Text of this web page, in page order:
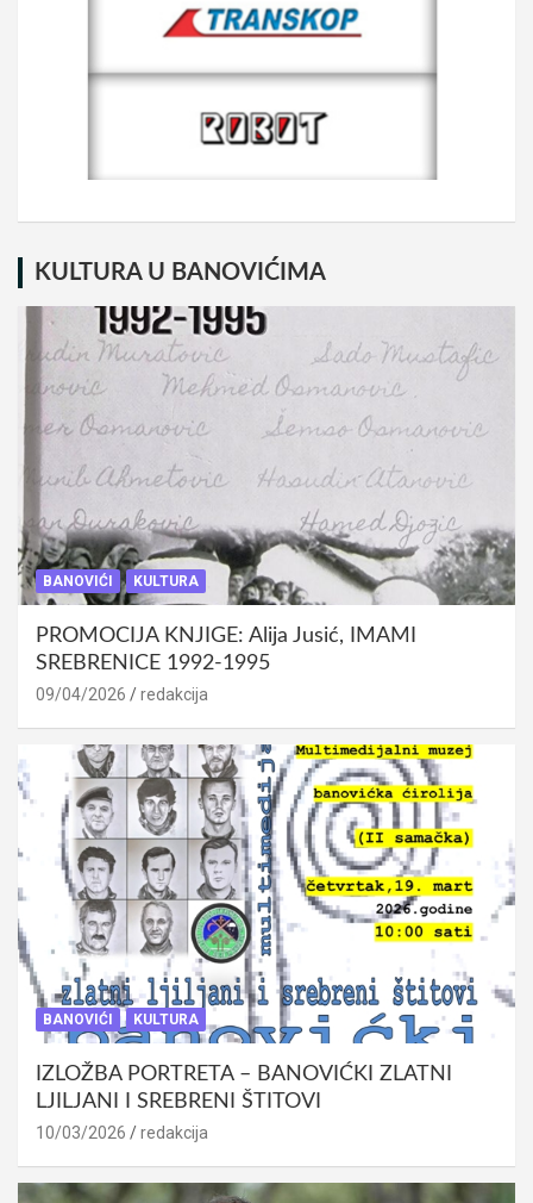
KULTURA U BANOVIĆIMA
BANOVIĆI KULTURA
PROMOCIJA KNJIGE: Alija Jusić, IMAMI
SREBRENICE 1992-1995
09/04/2026 redakcija
BANOVIĆI KULTURA
IZLOŽBA PORTRETA – BANOVIĆKI ZLATNI
LJILJANI I SREBRENI ŠTITOVI
10/03/2026 redakcija